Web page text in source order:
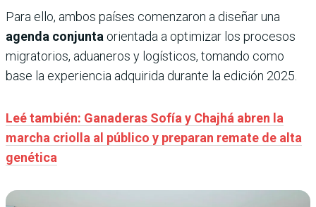
Para ello, ambos países comenzaron a diseñar una
agenda conjunta orientada a optimizar los procesos
migratorios, aduaneros y logísticos, tomando como
base la experiencia adquirida durante la edición 2025.
Leé también: Ganaderas Sofía y Chajhá abren la
marcha criolla al público y preparan remate de alta
genética